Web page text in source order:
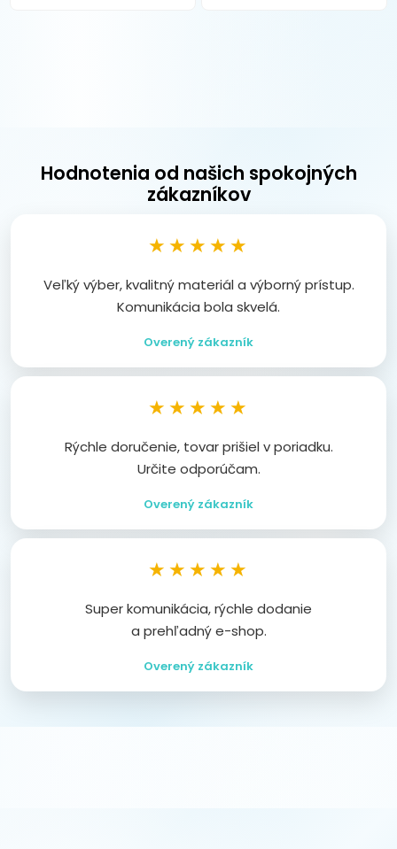
Hodnotenia od našich spokojných
zákazníkov
★★★★★
Veľký výber, kvalitný materiál a výborný prístup.
Komunikácia bola skvelá.
Overený zákazník
★★★★★
Rýchle doručenie, tovar prišiel v poriadku.
Určite odporúčam.
Overený zákazník
★★★★★
Super komunikácia, rýchle dodanie
a prehľadný e-shop.
Overený zákazník